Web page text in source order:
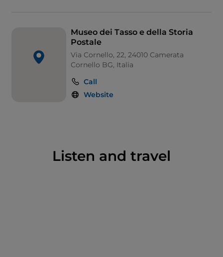
Museo dei Tasso e della Storia
Postale
Via Cornello, 22, 24010 Camerata
Cornello BG, Italia
Call
Website
Listen and travel